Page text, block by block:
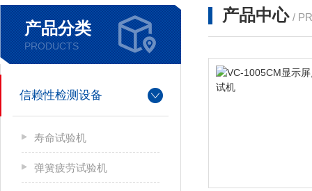
产品分类
PRODUCTS
信赖性检测设备
寿命试验机
弹簧疲劳试验机
产品中心 /